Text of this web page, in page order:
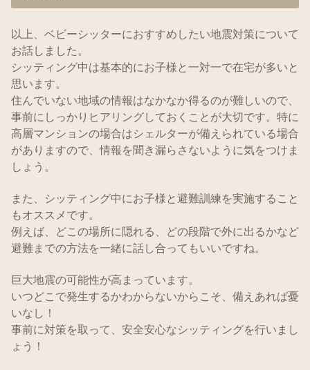
以上、ベビーシッターにおすすめしたい地震対策について
お話しました。
シッティング中は基本的にお子様と一対一で在宅が多いと
思います。
住んでいない地域の情報はなかなか得るのが難しいので、
事前にしっかりヒアリングしておくことが大切です。特に
高層マンションの場合はシェルターが備えられている場合
がありますので、情報を聞き漏らさないように気をつけま
しょう。
また、シッティング中にお子様と避難訓練を実施すること
もオススメです。
例えば、どこの場所に隠れる、どの段階で外に出るかなど
避難までの方法を一緒に話し合ってもいいですね。
巨大地震の可能性が高まっています。
いつどこで発生するかわからないからこそ、備えあれば憂
いなし！
事前に対策を取って、安全安心なシッティングを行いまし
ょう！